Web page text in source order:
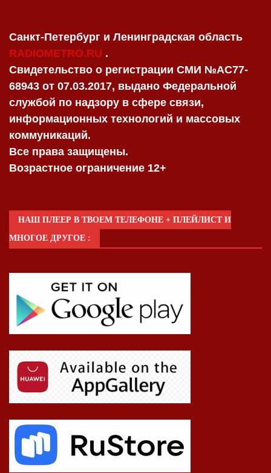
Санкт-Петербург и Ленинградская область
RADIOMETRO.RU .
Свидетельство о регистрации СМИ №AC77-
68943 от 07.03.2017, выдано Федеральной
службой по надзору в сфере связи,
информационных технологий и массовых
коммуникаций.
Все права защищены.
Возрастное ограничение 12+
НАШ ПЛЕЕР В ТВОЕМ ТЕЛЕФОНЕ + ПЛЕЙЛИСТ И
МНОГОЕ ДРУГОЕ :